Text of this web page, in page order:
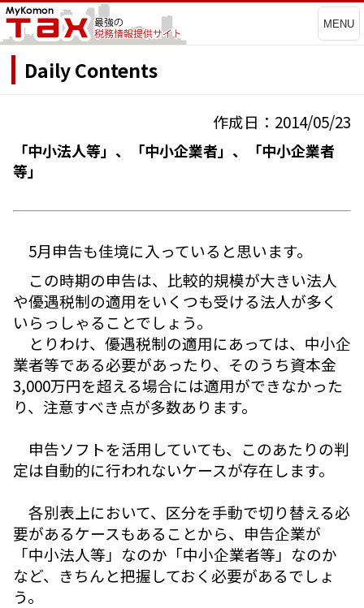
MENU
Daily Contents
作成日：2014/05/23
「中小法人等」、「中小企業者」、「中小企業者
等」
5月申告も佳境に入っていると思います。
この時期の申告は、比較的規模が大きい法人
や優遇税制の適用をいくつも受ける法人が多く
いらっしゃることでしょう。
とりわけ、優遇税制の適用にあっては、中小企
業者等である必要があったり、そのうち資本金
3,000万円を超える場合には適用ができなかった
り、注意すべき点が多数あります。
申告ソフトを活用していても、このあたりの判
定は自動的に行われないケースが存在します。
各別表上において、区分を手動で切り替える必
要があるケースもあることから、申告企業が
「中小法人等」なのか「中小企業者等」なのか
など、きちんと把握しておく必要があるでしょ
う。